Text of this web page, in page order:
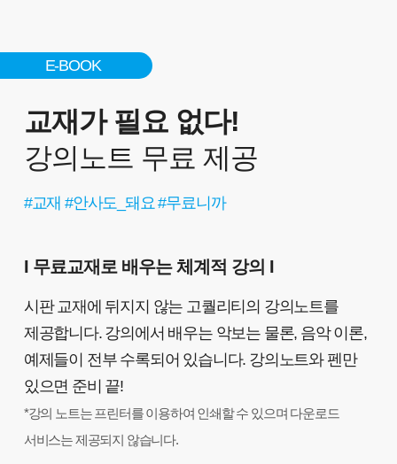
E-BOOK
교재가 필요 없다!
강의노트 무료 제공
#교재 #안사도_돼요 #무료니까
I 무료교재로 배우는 체계적 강의 I
시판 교재에 뒤지지 않는 고퀄리티의 강의노트를
제공합니다. 강의에서 배우는 악보는 물론, 음악 이론,
예제들이 전부 수록되어 있습니다. 강의노트와 펜만
있으면 준비 끝!
*강의 노트는 프린터를 이용하여 인쇄할 수 있으며 다운로드
서비스는 제공되지 않습니다.